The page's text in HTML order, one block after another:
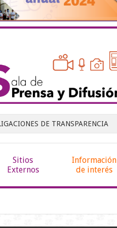
DE TRANSPARENCIA
Sitios
Externos
Información
de interés